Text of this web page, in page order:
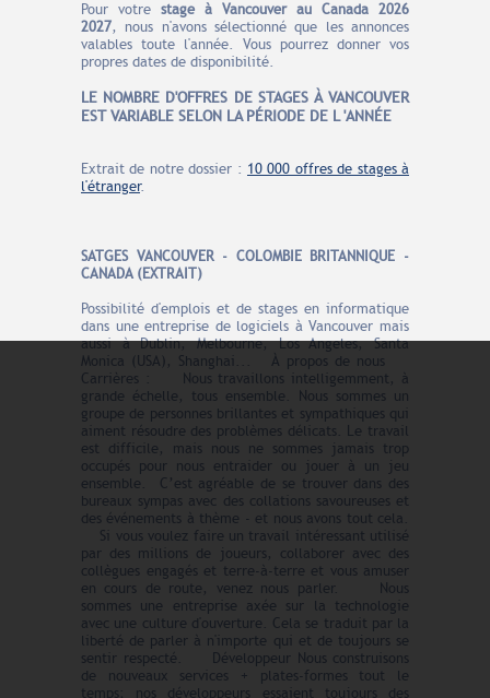
Pour votre stage à Vancouver au Canada 2026
2027, nous n'avons sélectionné que les annonces
valables toute l'année. Vous pourrez donner vos
propres dates de disponibilité.
LE NOMBRE D'OFFRES DE STAGES À VANCOUVER
EST VARIABLE SELON LA PÉRIODE DE L 'ANNÉE
Extrait de notre dossier : 10 000 offres de stages à
l'étranger.
SATGES VANCOUVER - COLOMBIE BRITANNIQUE -
CANADA (EXTRAIT)
Possibilité d'emplois et de stages en informatique
dans une entreprise de logiciels à Vancouver mais
aussi à Dublin, Melbourne, Los Angeles, Santa
Monica (USA), Shanghai... À propos de nous
Carrières : Nous travaillons intelligemment, à
grande échelle, tous ensemble. Nous sommes un
groupe de personnes brillantes et sympathiques qui
aiment résoudre des problèmes délicats. Le travail
est difficile, mais nous ne sommes jamais trop
occupés pour nous entraider ou jouer à un jeu
ensemble. C’est agréable de se trouver dans des
bureaux sympas avec des collations savoureuses et
des événements à thème - et nous avons tout cela.
Si vous voulez faire un travail intéressant utilisé
par des millions de joueurs, collaborer avec des
collègues engagés et terre-à-terre et vous amuser
en cours de route, venez nous parler. Nous
sommes une entreprise axée sur la technologie
avec une culture d'ouverture. Cela se traduit par la
liberté de parler à n'importe qui et de toujours se
sentir respecté. Développeur Nous construisons
de nouveaux services + plates-formes tout le
temps; nos développeurs essaient toujours des